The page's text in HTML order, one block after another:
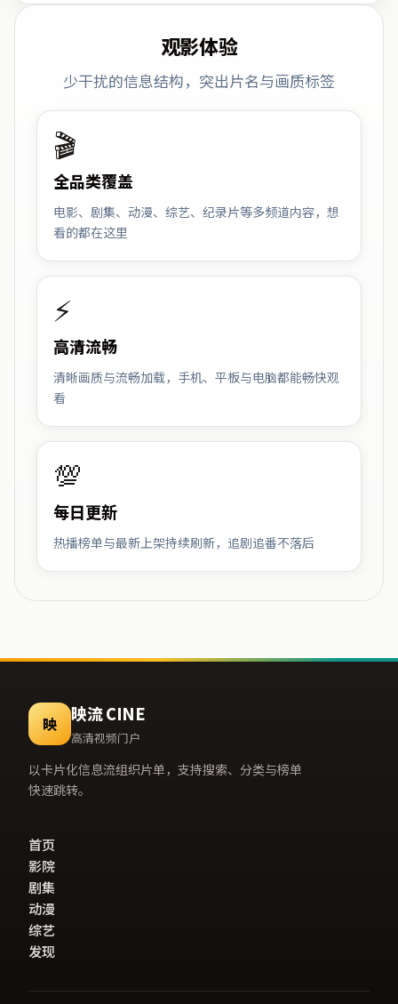
观影体验
少干扰的信息结构，突出片名与画质标签
🎬
全品类覆盖
电影、剧集、动漫、综艺、纪录片等多频道内容，想
看的都在这里
⚡
高清流畅
清晰画质与流畅加载，手机、平板与电脑都能畅快观
看
💯
每日更新
热播榜单与最新上架持续刷新，追剧追番不落后
映 映流 CINE
高清视频门户
以卡片化信息流组织片单，支持搜索、分类与榜单
快速跳转。
首页
影院
剧集
动漫
综艺
发现